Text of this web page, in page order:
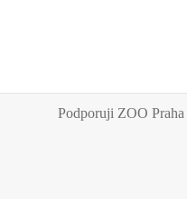
Podporuji ZOO Praha